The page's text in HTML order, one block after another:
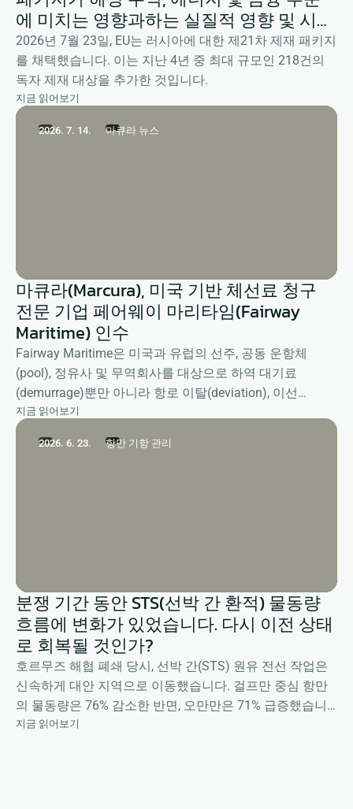
에 미치는 영향과하는 실질적 영향 및 시사
점
2026년 7월 23일, EU는 러시아에 대한 제21차 제재 패키지
를 채택했습니다. 이는 지난 4년 중 최대 규모인 218건의
독자 제재 대상을 추가한 것입니다.
지금 읽어보기
2026. 7. 14. 마큐라 뉴스
마큐라(Marcura), 미국 기반 체선료 청구
전문 기업 페어웨이 마리타임(Fairway
Maritime) 인수
Fairway Maritime은 미국과 유럽의 선주, 공동 운항체
(pool), 정유사 및 무역회사를 대상으로 하역 대기료
(demurrage)뿐만 아니라 항로 이탈(deviation), 이선
(shifting), 계류(detention) 등 대선 관련 보상 청구를 포함
한 포괄적인 클레임 관리 서비스를 제공합니다.
지금 읽어보기
2026. 6. 23. 항만 기항 관리
분쟁 기간 동안 STS(선박 간 환적) 물동량
흐름에 변화가 있었습니다. 다시 이전 상태
로 회복될 것인가?
호르무즈 해협 폐쇄 당시, 선박 간(STS) 원유 전선 작업은
신속하게 대안 지역으로 이동했습니다. 걸프만 중심 항만
의 물동량은 76% 감소한 반면, 오만만은 71% 급증했습니
다. 당시의 상황과 향후 전망에 대한 마커라(Marcura)의 정
지금 읽어보기